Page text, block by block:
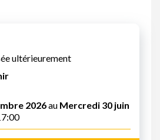
ultérieurement
2026au Mercredi 30 juin